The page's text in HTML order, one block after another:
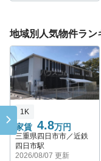
地域別人気物件ラン
家賃 4.8万円
1K
三重県四日市市／近鉄
四日市駅
2026/08/07 更新